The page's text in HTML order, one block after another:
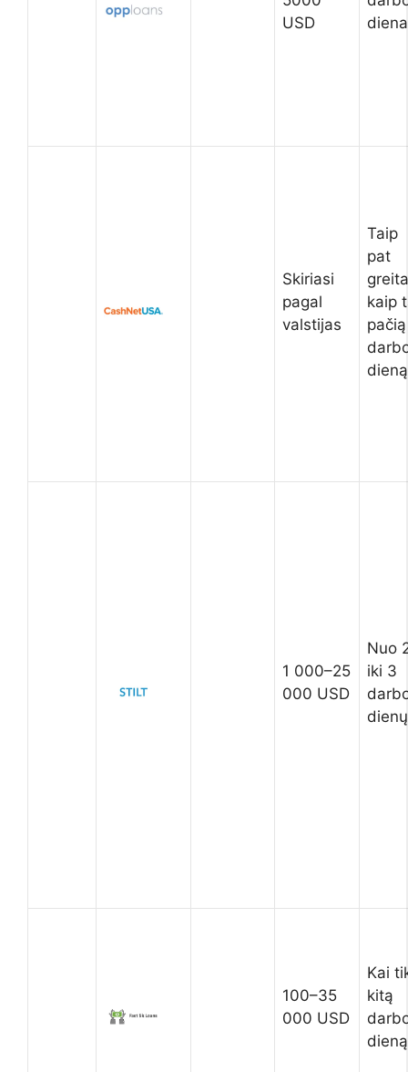
USD
diena
Skiriasi
pagal
valstijas
Taip
pat
kaip
pačią
dieną
1 000–25
000 USD
Nuo
iki 3
dienų
100–35
000 USD
Kai
kitą
dieną